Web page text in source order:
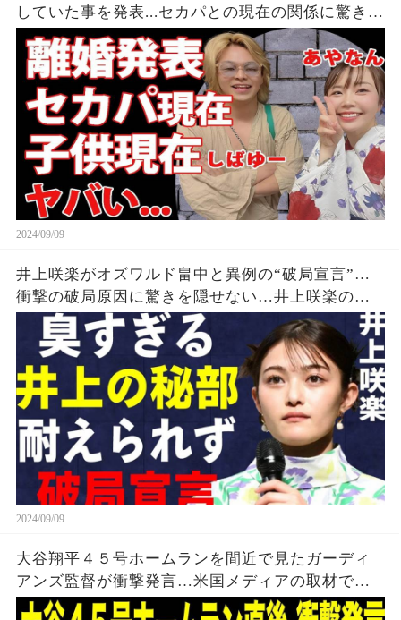
していた事を発表...セカパとの現在の関係に驚きを
隠せない...『しばゆー＆あやなん』夫婦の精神崩壊
した現在がヤバい...
2024/09/09
井上咲楽がオズワルド畠中と異例の“破局宣言”…
衝撃の破局原因に驚きを隠せない…井上咲楽の介
護生活の真相
2024/09/09
大谷翔平４５号ホームランを間近で見たガーディ
アンズ監督が衝撃発言…米国メディアの取材で明
らかとなったロバーツ監督の「５０-５０」記録に